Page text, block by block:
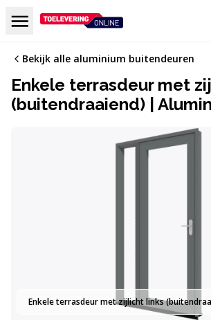
Menu
Bekijk alle aluminium buitendeuren
Enkele terrasdeur met
(buitendraaiend) |
Enkele terrasdeur met zijlicht links